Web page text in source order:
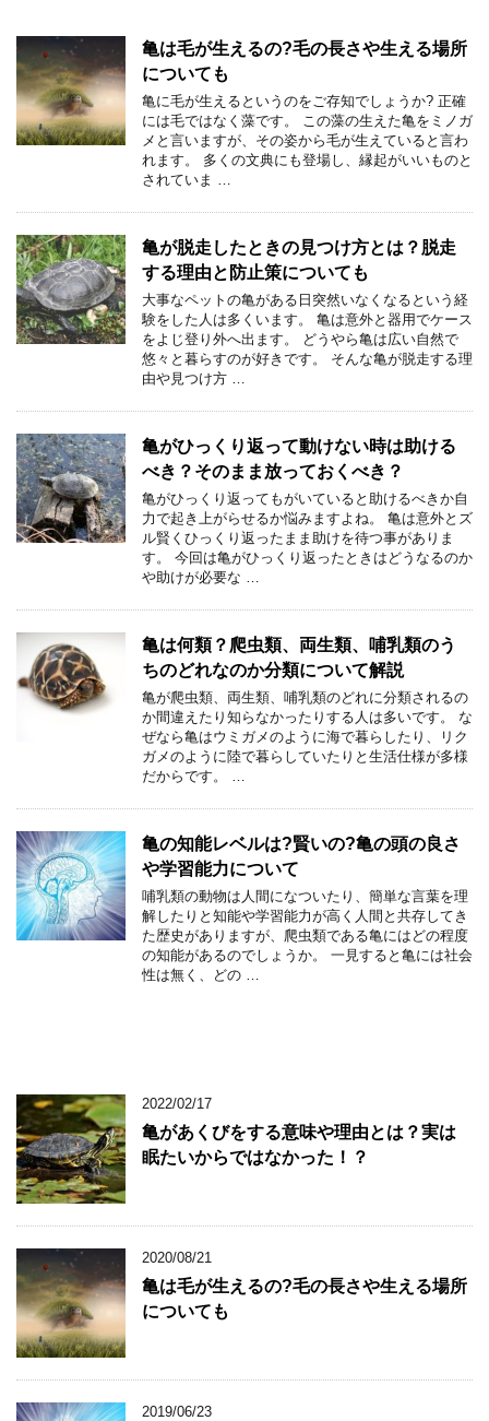
亀は毛が生えるの?毛の長さや生える場所
についても
亀に毛が生えるというのをご存知でしょうか? 正確
には毛ではなく藻です。 この藻の生えた亀をミノガ
メと言いますが、その姿から毛が生えていると言わ
れます。 多くの文典にも登場し、縁起がいいものと
されていま …
亀が脱走したときの見つけ方とは？脱走
する理由と防止策についても
大事なペットの亀がある日突然いなくなるという経
験をした人は多くいます。 亀は意外と器用でケース
をよじ登り外へ出ます。 どうやら亀は広い自然で
悠々と暮らすのが好きです。 そんな亀が脱走する理
由や見つけ方 …
亀がひっくり返って動けない時は助ける
べき？そのまま放っておくべき？
亀がひっくり返ってもがいていると助けるべきか自
力で起き上がらせるか悩みますよね。 亀は意外とズ
ル賢くひっくり返ったまま助けを待つ事がありま
す。 今回は亀がひっくり返ったときはどうなるのか
や助けが必要な …
亀は何類？爬虫類、両生類、哺乳類のう
ちのどれなのか分類について解説
亀が爬虫類、両生類、哺乳類のどれに分類されるの
か間違えたり知らなかったりする人は多いです。 な
ぜなら亀はウミガメのように海で暮らしたり、リク
ガメのように陸で暮らしていたりと生活仕様が多様
だからです。 …
亀の知能レベルは?賢いの?亀の頭の良さ
や学習能力について
哺乳類の動物は人間になついたり、簡単な言葉を理
解したりと知能や学習能力が高く人間と共存してき
た歴史がありますが、爬虫類である亀にはどの程度
の知能があるのでしょうか。 一見すると亀には社会
性は無く、どの …
2022/02/17
亀があくびをする意味や理由とは？実は
眠たいからではなかった！？
2020/08/21
亀は毛が生えるの?毛の長さや生える場所
についても
2019/06/23